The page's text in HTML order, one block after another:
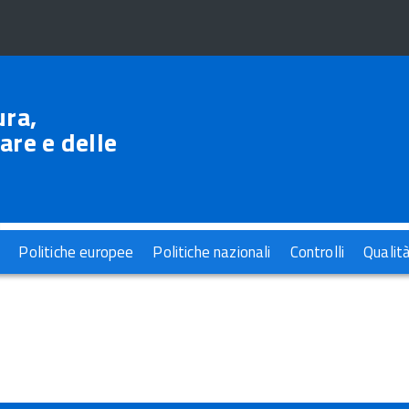
e delle
Politiche europee Politiche nazionali Controlli